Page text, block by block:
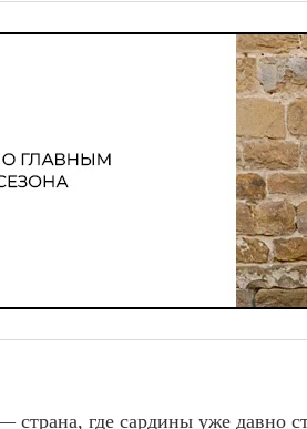
страна, где сардины уже давно